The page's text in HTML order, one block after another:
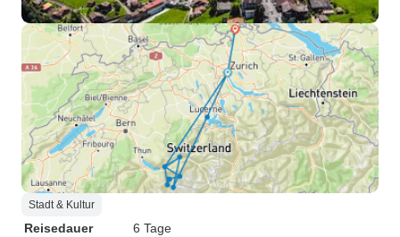
Stadt & Kultur
Reisedauer
6 Tage